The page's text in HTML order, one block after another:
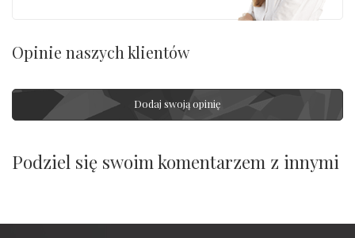
Opinie naszych klientów
Dodaj swoją opinię
Podziel się swoim komentarzem z innymi